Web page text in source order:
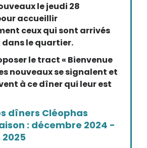
le jeudi 28
accueillir
ceux qui sont arrivés
le quartier.
le tract « Bienvenue
nouveaux se signalent et
à ce dîner qui leur est
dîners Cléophas
: décembre 2024 -